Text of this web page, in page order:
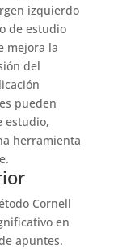
izquierdo
de estudio
mejora la
del
pueden
estudio,
herramienta
Cornell
en
apuntes.